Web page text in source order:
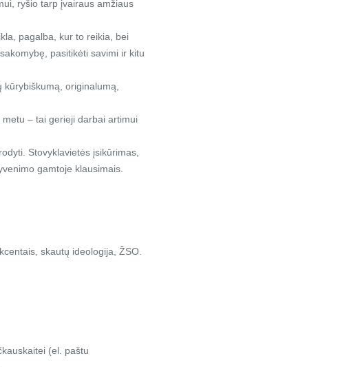
ryšio tarp įvairaus amžiaus
pagalba, kur to reikia, bei
pasitikėti savimi ir kitu
originalumą,
– tai gerieji darbai artimui
Stovyklavietės įsikūrimas,
gamtoje klausimais.
skautų ideologija, ŽSO.
(el. paštu